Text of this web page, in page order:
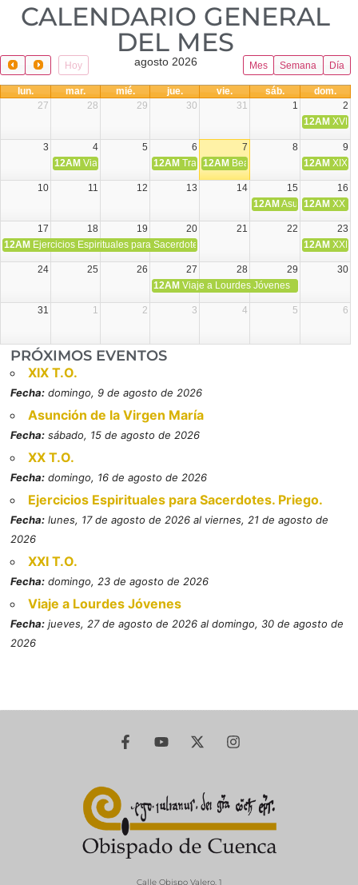
CALENDARIO GENERAL
DEL MES​
Hoy Mes Semana Día
agosto 2026
lun. mar. mié. jue. vie. sáb.
dom.
27
28 29 30 31 1
2
12AM XVIII
3 4 5 6 7 8
9
12AM Viaje Diocesano a Japón.
12AM Transfiguración del Señor
12AM Beatos Cruz Laplana,
12AM XIX
10 11 12 13 14 15
16
12AM Asunción de la
12AM XX
17 18 19 20 21 22
23
12AM Ejercicios Espirituales para Sacerdotes. Priego. 12AM XXI
24 25 26 27 28 29
30
12AM Viaje a Lourdes Jóvenes
31 1 2 3 4 5 6
PRÓXIMOS EVENTOS
XIX T.O.
Fecha: domingo, 9 de agosto de 2026
Asunción de la Virgen María
Fecha: sábado, 15 de agosto de 2026
XX T.O.
Fecha: domingo, 16 de agosto de 2026
Ejercicios Espirituales para Sacerdotes. Priego.
Fecha: lunes, 17 de agosto de 2026 al viernes, 21 de agosto de
2026
XXI T.O.
Fecha: domingo, 23 de agosto de 2026
Viaje a Lourdes Jóvenes
Fecha: jueves, 27 de agosto de 2026 al domingo, 30 de agosto de
2026
Calle Obispo Valero, 1